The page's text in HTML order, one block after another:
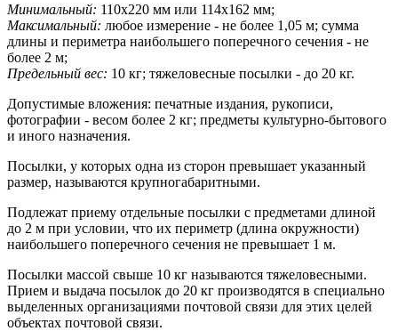
Минимальный: 110х220 мм или 114х162 мм;
Максимальный: любое измерение - не более 1,05 м; сумма
длины и периметра наибольшего поперечного сечения - не
более 2 м;
Предельный вес: 10 кг; тяжеловесные посылки - до 20 кг.
Допустимые вложения: печатные издания, рукописи,
фотографии - весом более 2 кг; предметы культурно-бытового
и иного назначения.
Посылки, у которых одна из сторон превышает указанный
размер, называются крупногабаритными.
Подлежат приему отдельные посылки с предметами длиной
до 2 м при условии, что их периметр (длина окружности)
наибольшего поперечного сечения не превышает 1 м.
Посылки массой свыше 10 кг называются тяжеловесными.
Прием и выдача посылок до 20 кг производятся в специально
выделенных организациями почтовой связи для этих целей
объектах почтовой связи.